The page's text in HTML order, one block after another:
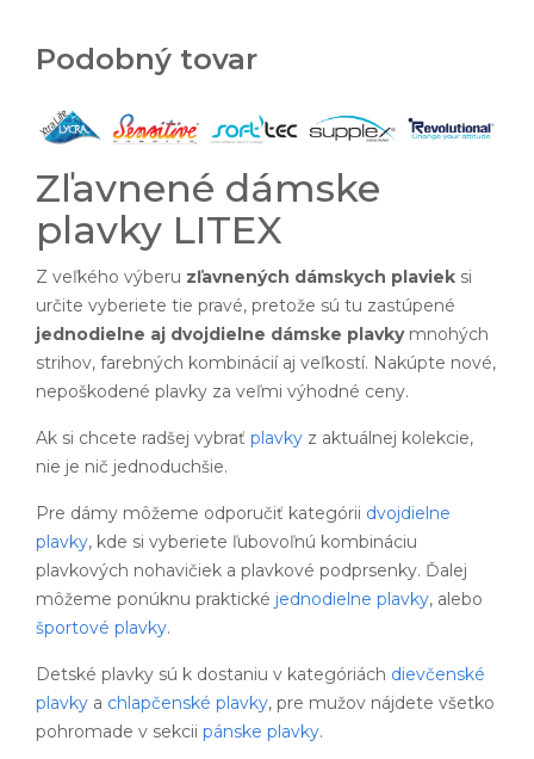
Podobný tovar
Zľavnené dámske
plavky LITEX
Z veľkého výberu zľavnených dámskych plaviek si
určite vyberiete tie pravé, pretože sú tu zastúpené
jednodielne aj dvojdielne dámske plavkymnohých
strihov, farebných kombinácií aj veľkostí. Nakúpte nové,
nepoškodené plavky za veľmi výhodné ceny.
Ak si chcete radšej vybrať plavky z aktuálnej kolekcie,
nie je nič jednoduchšie.
Pre dámy môžeme odporučiť kategórii dvojdielne
plavky, kde si vyberiete ľubovoľnú kombináciu
plavkových nohavičiek a plavkové podprsenky. Ďalej
môžeme ponúknu praktické jednodielne plavky, alebo
športové plavky.
Detské plavky sú k dostaniu v kategóriách dievčenské
plavky a chlapčenské plavky, pre mužov nájdete všetko
pohromade v sekcii pánske plavky.